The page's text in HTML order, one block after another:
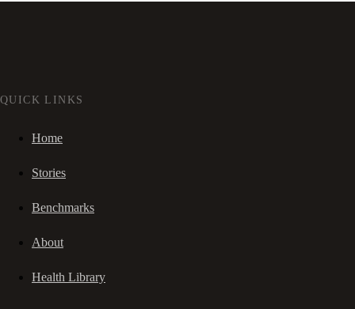
QUICK LINKS
Home
Stories
Benchmarks
About
Health Library